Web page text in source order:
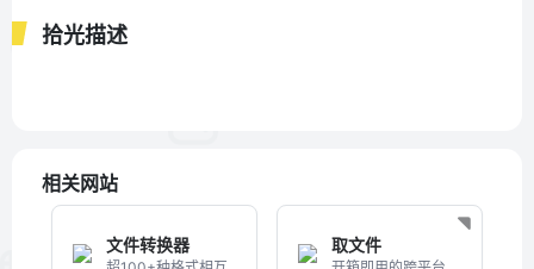
拾光描述
相关网站
文件转换器 取文件